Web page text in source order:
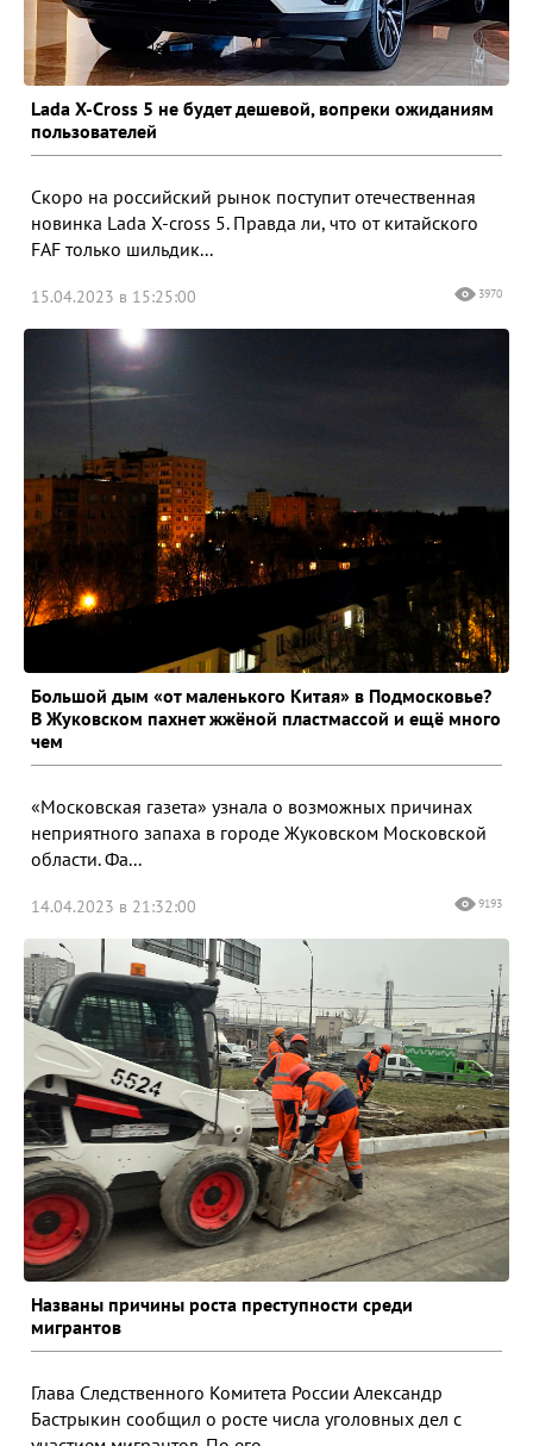
Lada X-Cross 5 не будет дешевой, вопреки ожиданиям
пользователей
Скоро на российский рынок поступит отечественная
новинка Lada X-cross 5. Правда ли, что от китайского
FAF только шильдик...
15.04.2023 в 15:25:00 3970
Большой дым «от маленького Китая» в Подмосковье?
В Жуковском пахнет жжёной пластмассой и ещё много
чем
«Московская газета» узнала о возможных причинах
неприятного запаха в городе Жуковском Московской
области. Фа...
14.04.2023 в 21:32:00 9193
Названы причины роста преступности среди
мигрантов
Глава Следственного Комитета России Александр
Бастрыкин сообщил о росте числа уголовных дел с